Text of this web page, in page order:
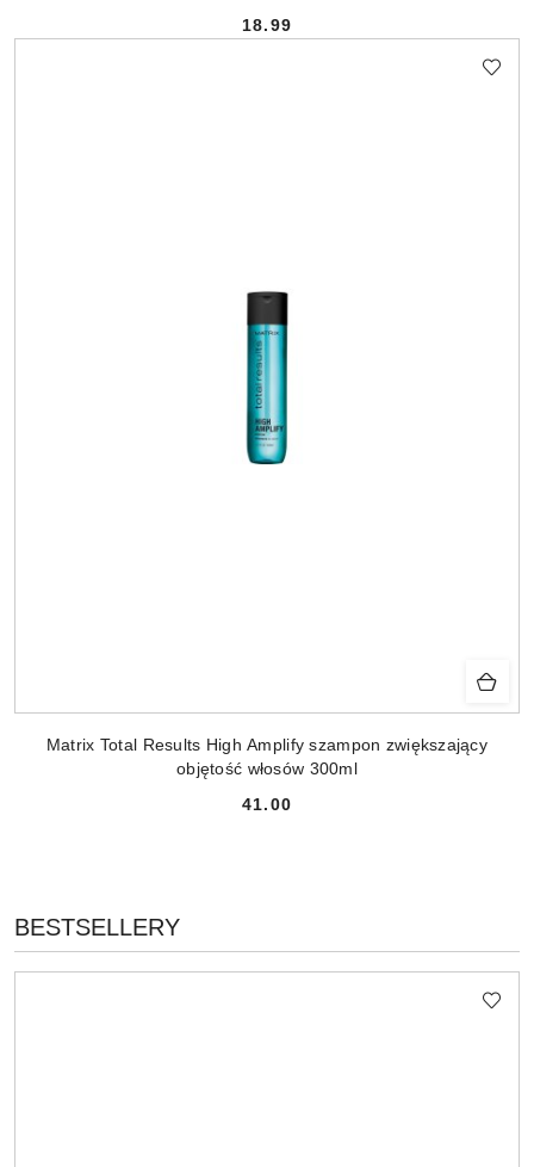
Cena:
18.99
Matrix Total Results High Amplify szampon zwiększający
objętość włosów 300ml
Cena:
41.00
Pomiń karuzelę produktów
PRODUKTY
O
BESTSELLERY